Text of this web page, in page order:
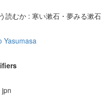
読むか : 寒い漱石・夢みる漱石
Yasumasa
jpn